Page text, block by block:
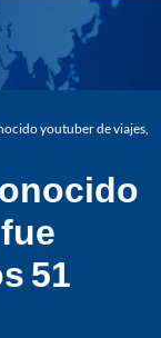
youtuber de viajes,
51